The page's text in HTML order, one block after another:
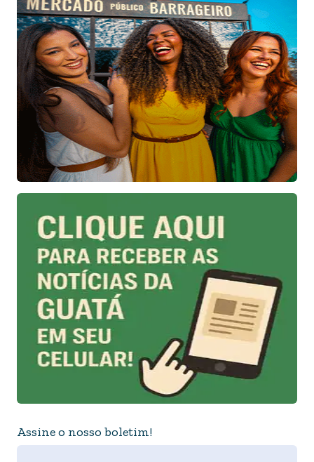
Assine o nosso boletim!